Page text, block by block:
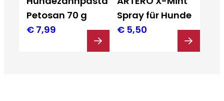
Petosan 70 g
€ 7,99
Spray für Hunde
€ 5,50